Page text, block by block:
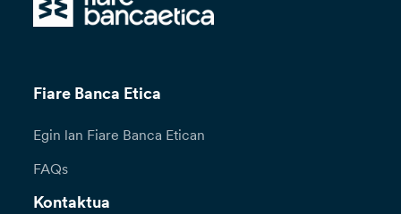
Fiare Banca Etica
Egin lan Fiare Banca Etican
FAQs
Kontaktua